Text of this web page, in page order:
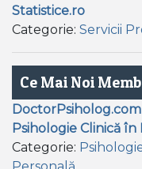
Statistice.ro
Categorie: Servicii
Ce Mai Noi
Psihologie Clinică în
Categorie: